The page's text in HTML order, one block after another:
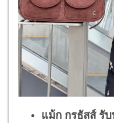
แม้ก กรธัสส์ รั